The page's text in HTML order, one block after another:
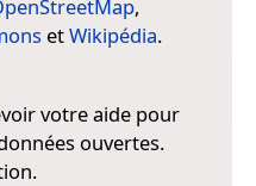
,
etWikipédia.
votre aide pour
ouvertes.